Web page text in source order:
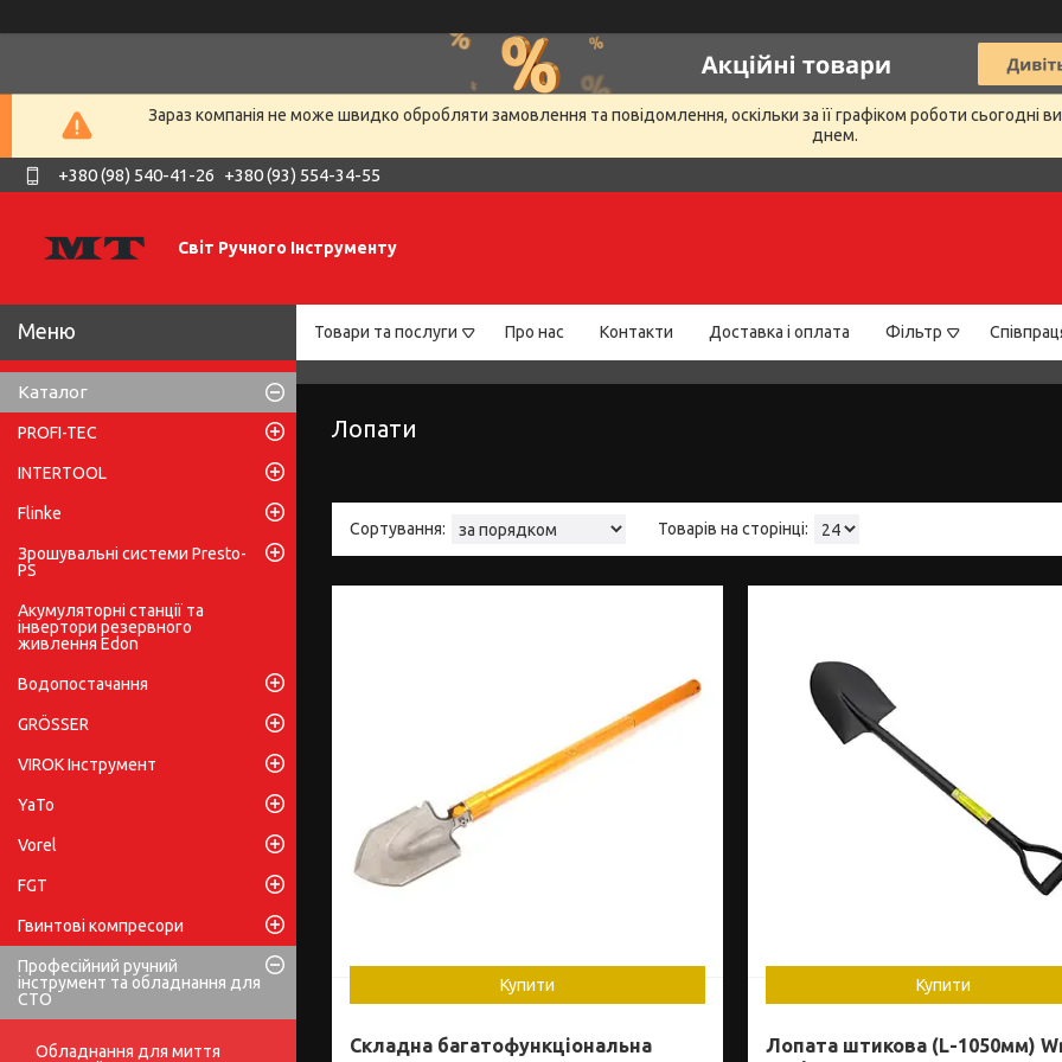
Зараз компанія не може швидко обробляти замовлення та повідомлення, оскільки за її графіком роботи
днем.
+380 (98) 540-41-26 +380 (93) 554-34-55
Світ Ручного Інструменту
Товари та послуги Про нас Контакти Доставка і оплата Фільтр
Лопати
Купити
Складна багатофункціональна
Купити
Лопата штикова (L-1050мм)
Каталог
PROFI-TEC
INTERTOOL
Flinke
Зрошувальні системи Presto-
PS
Акумуляторні станції та
інвертори резервного
живлення Edon
Водопостачання
GRÖSSER
VIROK Інструмент
YaTo
Vorel
FGT
Гвинтові компресори
Професійний ручний
інструмент та обладнання для
СТО
Обладнання для миття